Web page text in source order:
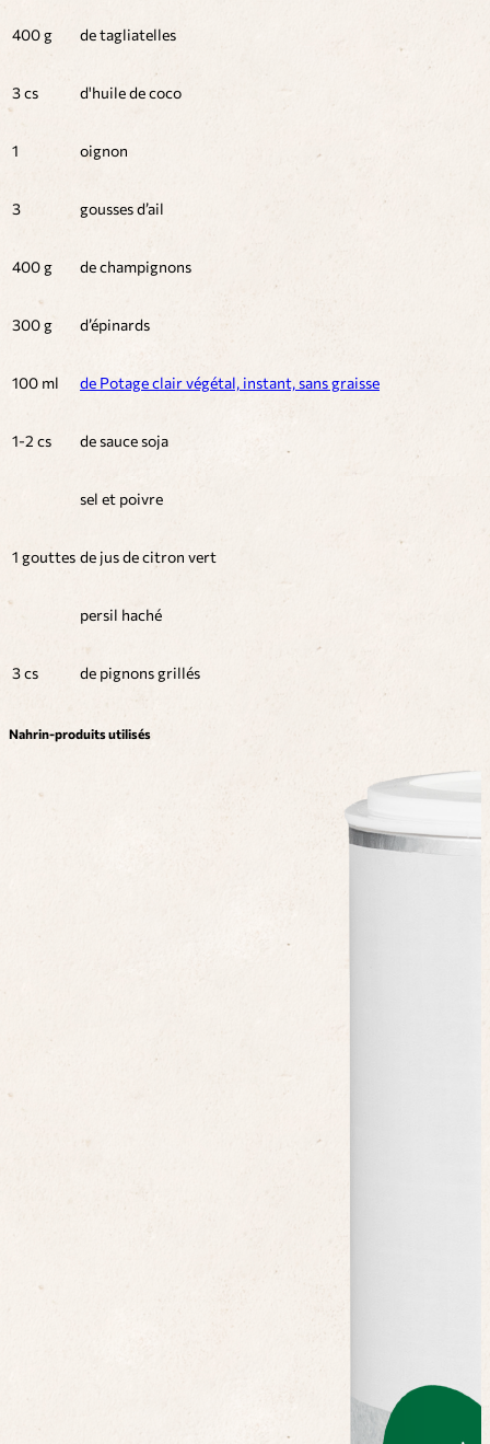
400 g de tagliatelles
3 cs d'huile de coco
1 oignon
3 gousses d’ail
400 g de champignons
300 g d’épinards
100 ml de Potage clair végétal, instant, sans graisse
1-2 cs de sauce soja
sel et poivre
1 gouttes de jus de citron vert
persil haché
3 cs de pignons grillés
Nahrin-produits utilisés